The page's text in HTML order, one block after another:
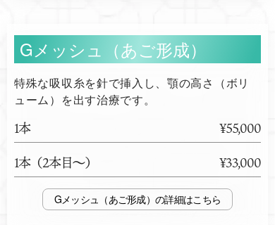
Gメッシュ（あご形成）
特殊な吸収糸を針で挿入し、顎の高さ（ボリ
ューム）を出す治療です。
1本
¥55,000
1本（2本目～）
¥33,000
Gメッシュ（あご形成）